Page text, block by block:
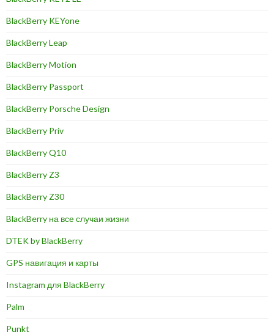
BlackBerry KEYone
BlackBerry Leap
BlackBerry Motion
BlackBerry Passport
BlackBerry Porsche Design
BlackBerry Priv
BlackBerry Q10
BlackBerry Z3
BlackBerry Z30
BlackBerry на все случаи жизни
DTEK by BlackBerry
GPS навигация и карты
Instagram для BlackBerry
Palm
Punkt